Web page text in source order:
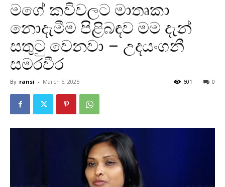
මගේ කවිවලට මාතෘකා
නොදැමීම පිළිබඳව මම දැන්
සතුටු වෙනවා – උදයංගනී
සමරවීර
By ransi - March 5, 2025 0
601